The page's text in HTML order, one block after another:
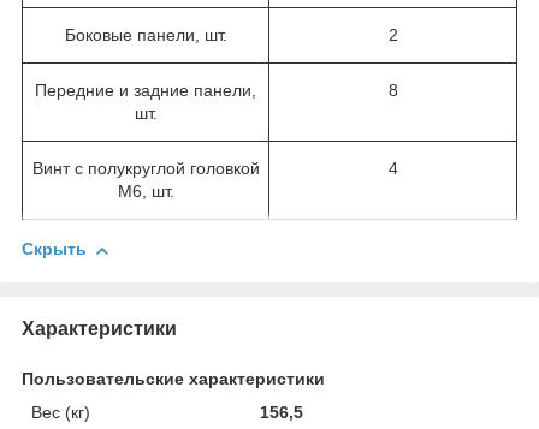
Боковые панели, шт. 2
Передние и задние панели,
шт.
8
Винт с полукруглой головкой
М6, шт.
4
Скрыть
Характеристики
Пользовательские характеристики
Вес (кг)
156,5